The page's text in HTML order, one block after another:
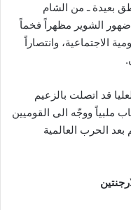
بعيدة ـ من الشام
الشوير مظهراً فخماً
الاجتماعية، وانتصاراً
قد اتصلت بالزعيم
ملبياً ووجّه الى القوميين
بعد الحرب العالمية